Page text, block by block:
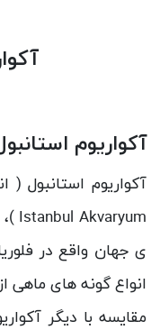
آکواریوم
آکواریوم استانبول (
Istanbul Akvaryum
ی جهان واقع در
انواع گونه های ماهی
مقایسه با دیگر